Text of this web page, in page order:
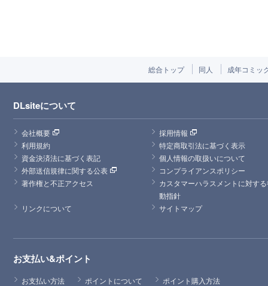
総合トップ 同人 成年コミッ
DLsiteについて
会社概要
採用情報
利用規約
特定商取引法に基づく表示
資金決済法に基づく表記
個人情報の取扱いについて
外部送信規律に関する公表
コンプライアンスポリシー
著作権と不正アクセス
カスタマーハラスメントに対す
動指針
リンクについて
サイトマップ
お支払い&ポイント
お支払い方法 ポイントについて ポイント購入方法